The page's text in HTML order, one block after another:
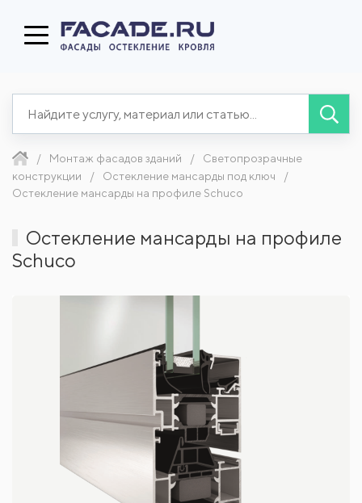
Монтаж фасадов зданий
Светопрозрачные
конструкции
Остекление мансарды под ключ
Остекление мансарды на профиле Schuco
Остекление мансарды на профиле
Schuco